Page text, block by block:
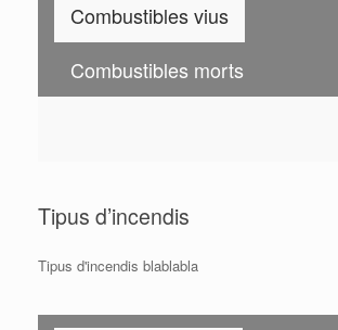
Combustibles vius
Combustibles morts
Tipus d’incendis
Tipus d'incendis blablabla